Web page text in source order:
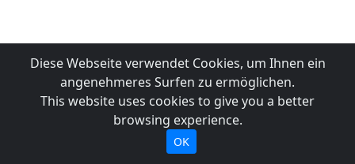
Diese Webseite verwendet Cookies, um Ihnen ein
angenehmeres Surfen zu ermöglichen.
This website uses cookies to give you a better
browsing experience.
OK